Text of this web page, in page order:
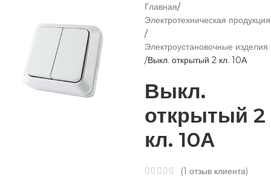
Главная
Электротехническая продукция
Электроустановочные изделия
Выкл. открытый 2 кл. 10А
Выкл.
открытый 2
кл. 10А
(1 отзыв клиента)